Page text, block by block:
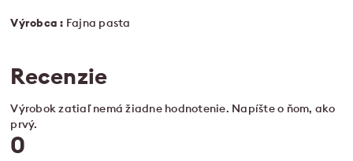
Výrobca : Fajna pasta
Recenzie
Výrobok zatiaľ nemá žiadne hodnotenie. Napíšte o ňom, ako
prvý.
0